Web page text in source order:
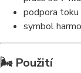
podpora
symbol
🌬️ Použití